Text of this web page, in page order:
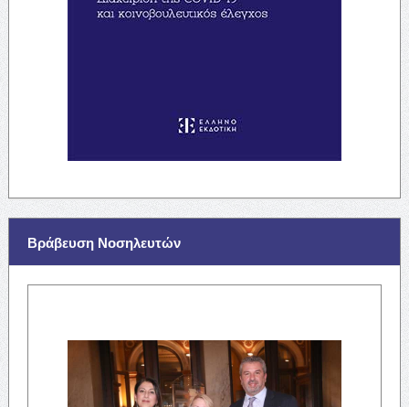
Βράβευση Νοσηλευτών